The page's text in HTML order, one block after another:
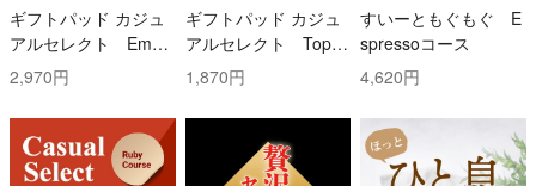
ギフトパッド カジュ
アルセレクト Emer
ald(エメラルド)コー
ス
2,970円
ギフトパッド カジュ
アルセレクト Topaz
(トパーズ)コース
1,870円
すいーともぐもぐ E
spressoコース
4,620円